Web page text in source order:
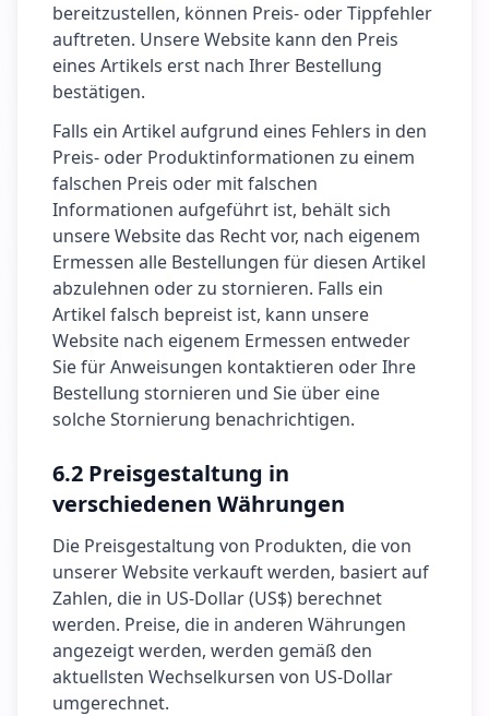
bereitzustellen, können Preis- oder Tippfehler
auftreten. Unsere Website kann den Preis
eines Artikels erst nach Ihrer Bestellung
bestätigen.
Falls ein Artikel aufgrund eines Fehlers in den
Preis- oder Produktinformationen zu einem
falschen Preis oder mit falschen
Informationen aufgeführt ist, behält sich
unsere Website das Recht vor, nach eigenem
Ermessen alle Bestellungen für diesen Artikel
abzulehnen oder zu stornieren. Falls ein
Artikel falsch bepreist ist, kann unsere
Website nach eigenem Ermessen entweder
Sie für Anweisungen kontaktieren oder Ihre
Bestellung stornieren und Sie über eine
solche Stornierung benachrichtigen.
6.2 Preisgestaltung in
verschiedenen Währungen
Die Preisgestaltung von Produkten, die von
unserer Website verkauft werden, basiert auf
Zahlen, die in US-Dollar (US$) berechnet
werden. Preise, die in anderen Währungen
angezeigt werden, werden gemäß den
aktuellsten Wechselkursen von US-Dollar
umgerechnet.